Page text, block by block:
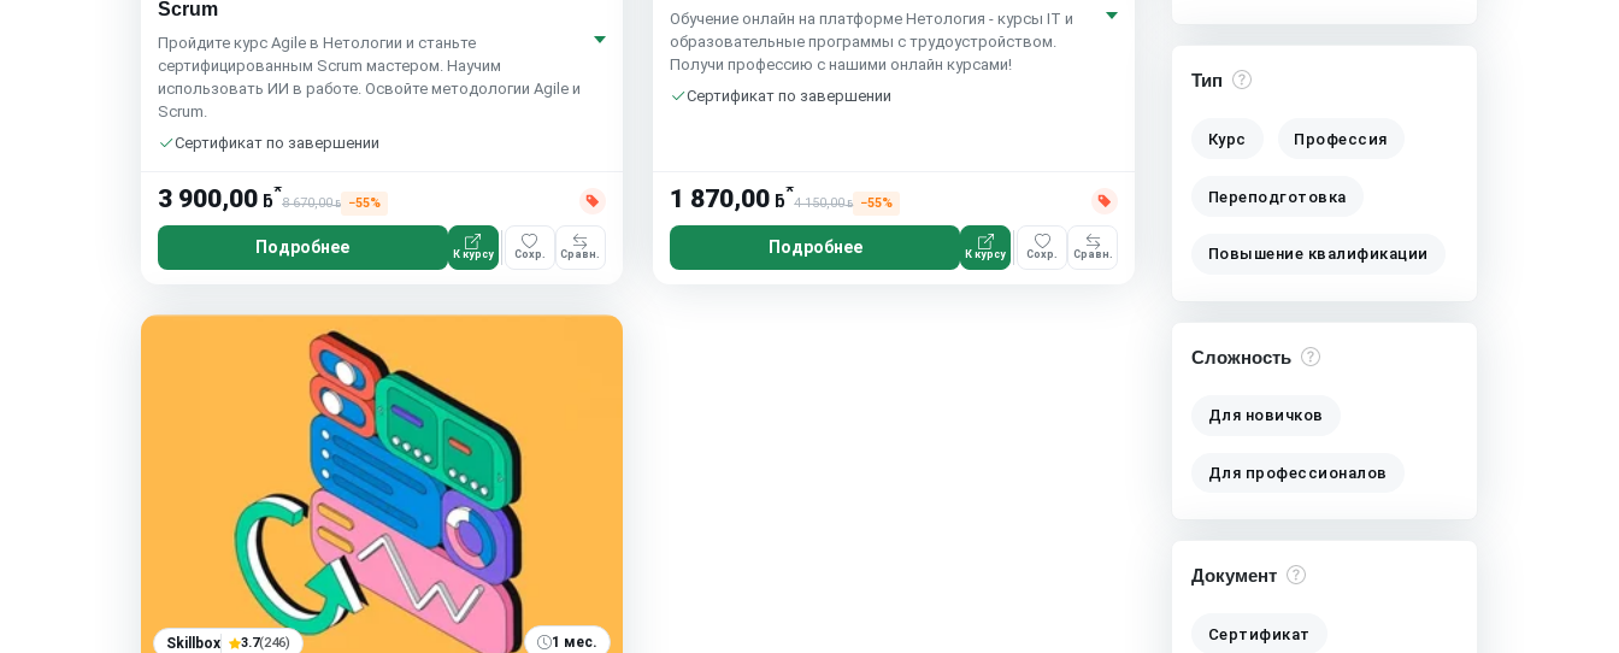
Scrum
Пройдите курс Agile в Нетологии и станьте
сертифицированным Scrum мастером. Научим
использовать ИИ в работе. Освойте методологии Agile и
Scrum.
Сертификат по завершении
3 900,00 ƃ*
8 670,00ƃ −55%
Подробнее К курсу Сохр. Сравн.
Обучение онлайн на платформе Нетология - курсы IT и
образовательные программы с трудоустройством.
Получи профессию с нашими онлайн курсами!
Сертификат по завершении
1 870,00 ƃ*
4 150,00ƃ −55%
Подробнее К курсу Сохр. Сравн.
Skillbox 3.7(246) 1 мес.
Тип
Курс Профессия
Переподготовка
Повышение квалификации
Сложность
Для новичков
Для профессионалов
Документ
Сертификат